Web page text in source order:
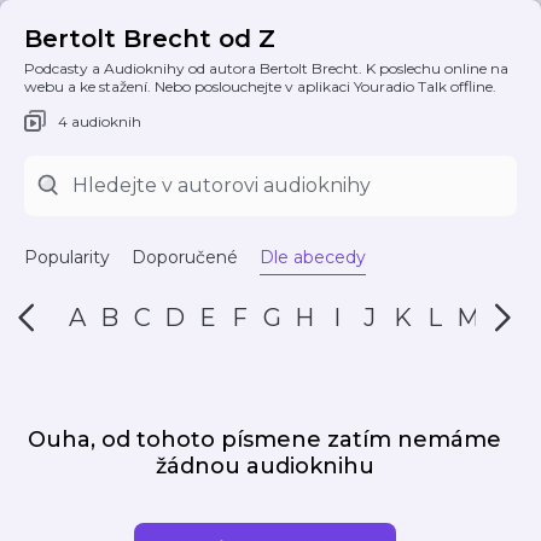
Bertolt Brecht od Z
Podcasty a Audioknihy od autora Bertolt Brecht. K poslechu online na
webu a ke stažení. Nebo poslouchejte v aplikaci Youradio Talk offline.
4 audioknih
Popularity Doporučené Dle abecedy
A B C D E F G H I J K L M N
Ouha, od tohoto písmene zatím nemáme
žádnou audioknihu